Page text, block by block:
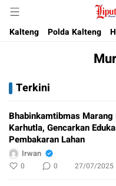
Akurat,
Kalteng
Polda Kalteng
Terkini
Bhabinkamtibmas
Karhutla, Gencarkan
Pembakaran Lahan
Irwan
0 0 27/07/2025